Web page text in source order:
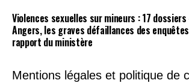
Violences sexuelles sur mineurs : 17 dossiers
Angers, les graves défaillances des
rapport du ministère
Mentions légales et politique de